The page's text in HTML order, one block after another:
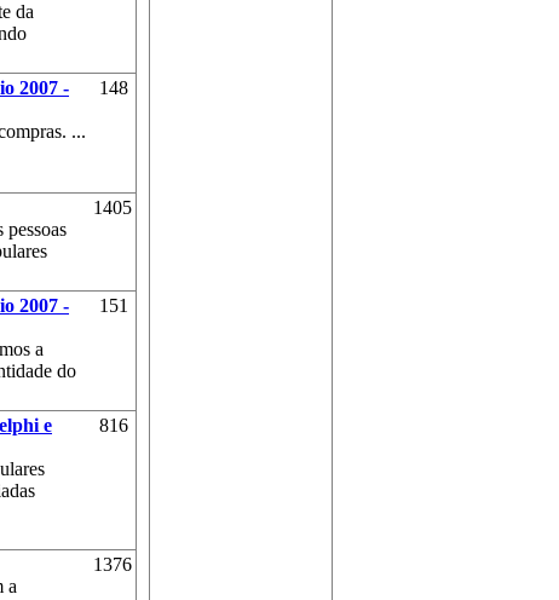
da
2007 -
...
148
1405
2007 -
a
do
151
e
816
a
1376